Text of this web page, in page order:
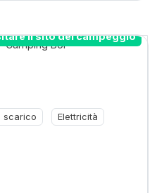
il sito del campeggio
scarico Elettricità